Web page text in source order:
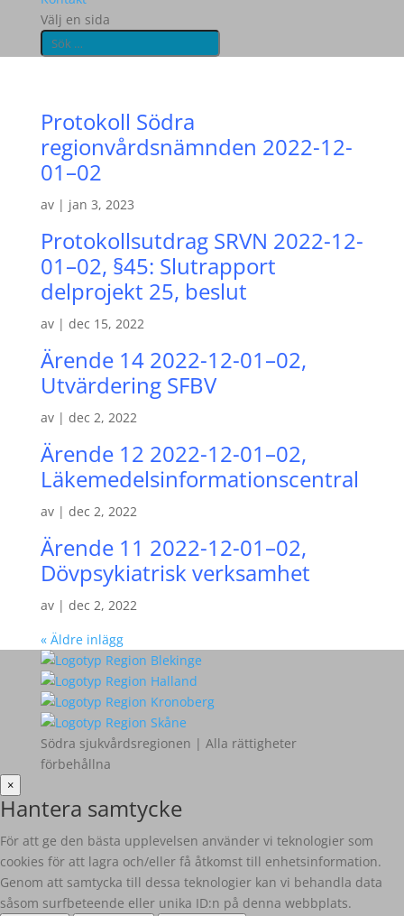
Välj en sida
Protokoll Södra
regionvårdsnämnden 2022-12-
01–02
av | jan 3, 2023
Protokollsutdrag SRVN 2022-12-
01–02, §45: Slutrapport
delprojekt 25, beslut
av | dec 15, 2022
Ärende 14 2022-12-01–02,
Utvärdering SFBV
av | dec 2, 2022
Ärende 12 2022-12-01–02,
Läkemedelsinformationscentral
av | dec 2, 2022
Ärende 11 2022-12-01–02,
Dövpsykiatrisk verksamhet
av | dec 2, 2022
« Äldre inlägg
Södra sjukvårdsregionen | Alla rättigheter
förbehållna
×
Hantera samtycke
För att ge den bästa upplevelsen använder vi teknologier som
cookies för att lagra och/eller få åtkomst till enhetsinformation.
Genom att samtycka till dessa teknologier kan vi behandla data
såsom surfbeteende eller unika ID:n på denna webbplats.